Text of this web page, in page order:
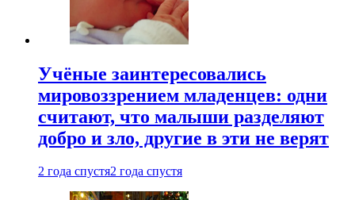
Учёные заинтересовались
мировоззрением младенцев: одни
считают, что малыши разделяют
добро и зло, другие в эти не верят
2 года спустя2 года спустя